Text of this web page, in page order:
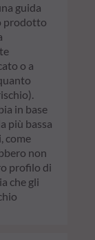
guida
prodotto
o a
in base
più bassa
come
non
profilo di
che gli